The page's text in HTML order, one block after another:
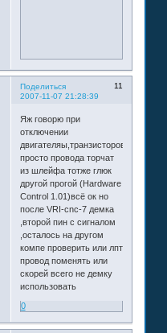
Поделиться
11
2007-11-07 21:28:39
Яж говорю при
отключении
двигателяы,транзисторов,микрухи
просто провода торчат
из шлейфа тотже глюк
другой прогой (Hardware
Control 1.01)всё ок но
после VRI-cnc-7 демка
,второй пин с сигналом
,осталось на другом
компе проверить или лпт
провод поменять или
скорей всего не демку
использовать
0